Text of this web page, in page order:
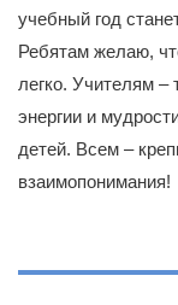
учебный год
Ребятам желаю,
легко. Учителям –
энергии и
детей. Всем –
взаимопонимания!